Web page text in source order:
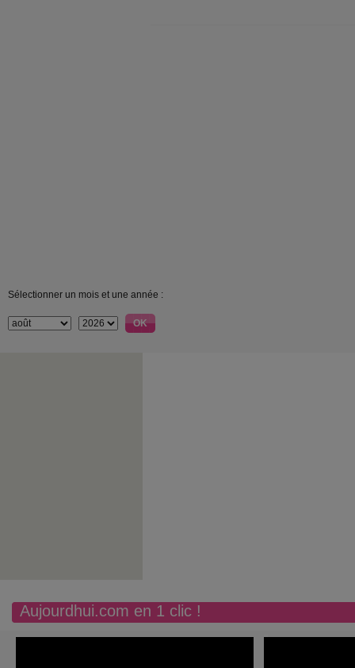
Sélectionner un mois et une année :
Aujourdhui.com en 1 clic !